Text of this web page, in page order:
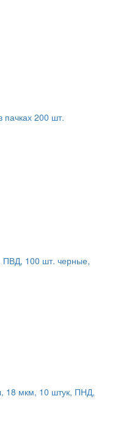
200 шт.
100 шт. черные,
18 мкм, 10 штук, ПНД,